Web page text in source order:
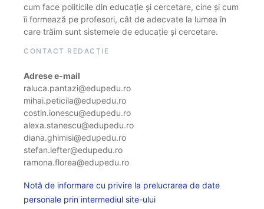
cum face politicile din educație și cercetare, cine și cum
îi formează pe profesori, cât de adecvate la lumea în
care trăim sunt sistemele de educație și cercetare.
CONTACT REDACȚIE
Adrese e-mail
raluca.pantazi@edupedu.ro
mihai.peticila@edupedu.ro
costin.ionescu@edupedu.ro
alexa.stanescu@edupedu.ro
diana.ghimisi@edupedu.ro
stefan.lefter@edupedu.ro
ramona.florea@edupedu.ro
Notă de informare cu privire la prelucrarea de date
personale prin intermediul site-ului